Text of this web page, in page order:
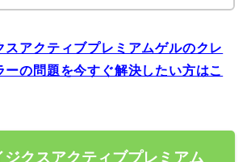
スアクティブプレミアムゲルのクレ
ーの問題を今すぐ解決したい方はこ
ジクスアクティブプレミアム